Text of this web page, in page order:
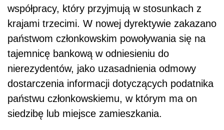
współpracy, który przyjmują w stosunkach z
krajami trzecimi. W nowej dyrektywie zakazano
państwom członkowskim powoływania się na
tajemnicę bankową w odniesieniu do
nierezydentów, jako uzasadnienia odmowy
dostarczenia informacji dotyczących podatnika
państwu członkowskiemu, w którym ma on
siedzibę lub miejsce zamieszkania.